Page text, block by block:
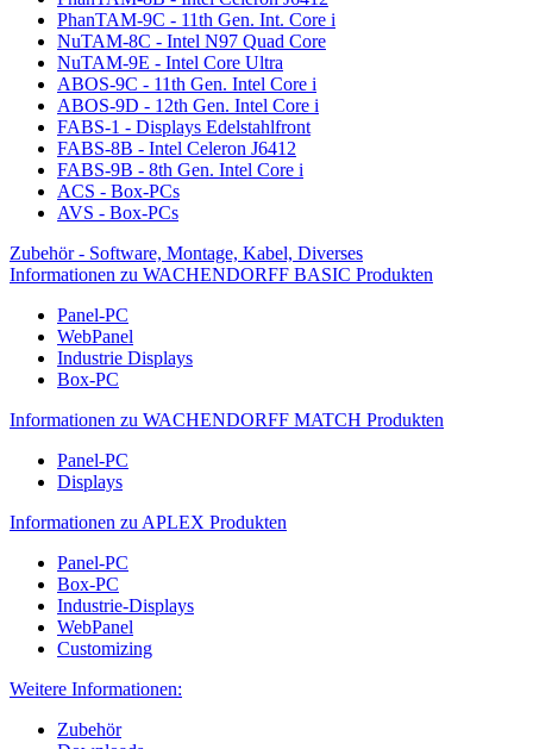
PhanTAM-9C - 11th Gen. Int. Core i
NuTAM-8C - Intel N97 Quad Core
NuTAM-9E - Intel Core Ultra
ABOS-9C - 11th Gen. Intel Core i
ABOS-9D - 12th Gen. Intel Core i
FABS-1 - Displays Edelstahlfront
FABS-8B - Intel Celeron J6412
FABS-9B - 8th Gen. Intel Core i
ACS - Box-PCs
AVS - Box-PCs
Zubehör - Software, Montage, Kabel, Diverses
Informationen zu WACHENDORFF BASIC Produkten
Panel-PC
WebPanel
Industrie Displays
Box-PC
Informationen zu WACHENDORFF MATCH Produkten
Panel-PC
Displays
Informationen zu APLEX Produkten
Panel-PC
Box-PC
Industrie-Displays
WebPanel
Customizing
Weitere Informationen:
Zubehör